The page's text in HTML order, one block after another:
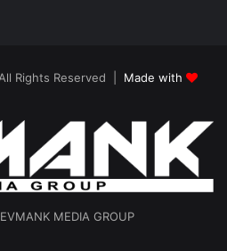
Rights Reserved | Made with
MEDIA GROUP